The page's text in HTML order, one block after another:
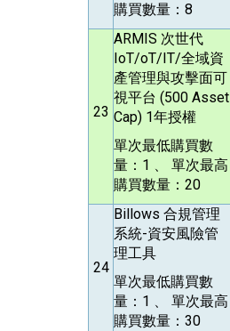
購買數量：8
23
ARMIS 次世代
IoT/oT/IT/全域資
產管理與攻擊面可
視平台 (500 Asset
Cap) 1年授權
單次最低購買數
量：1 、 單次最高
購買數量：20
24
Billows 合規管理
系統-資安風險管
理工具
單次最低購買數
量：1 、 單次最高
購買數量：30